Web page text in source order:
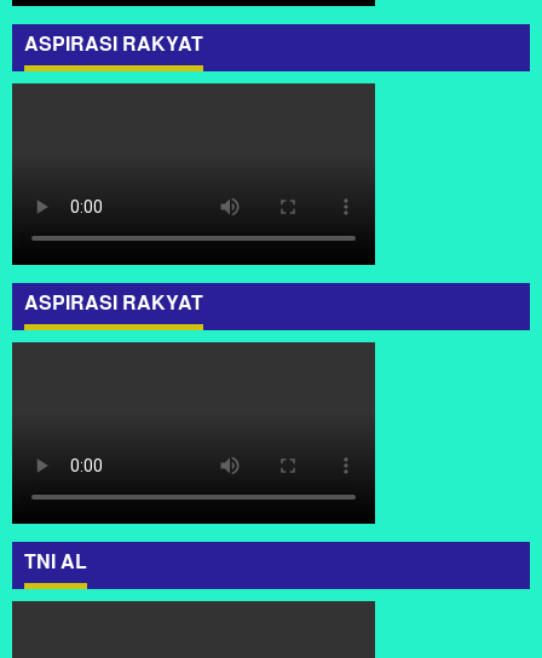
ASPIRASI RAKYAT
ASPIRASI RAKYAT
TNI AL